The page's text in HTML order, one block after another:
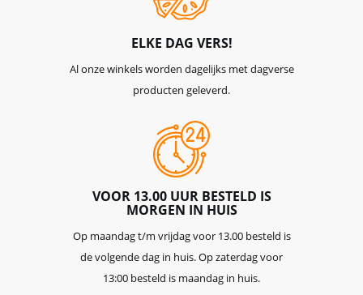
ELKE DAG VERS!
Al onze winkels worden dagelijks met dagverse
producten geleverd.
VOOR 13.00 UUR BESTELD IS
MORGEN IN HUIS
Op maandag t/m vrijdag voor 13.00 besteld is
de volgende dag in huis. Op zaterdag voor
13:00 besteld is maandag in huis.